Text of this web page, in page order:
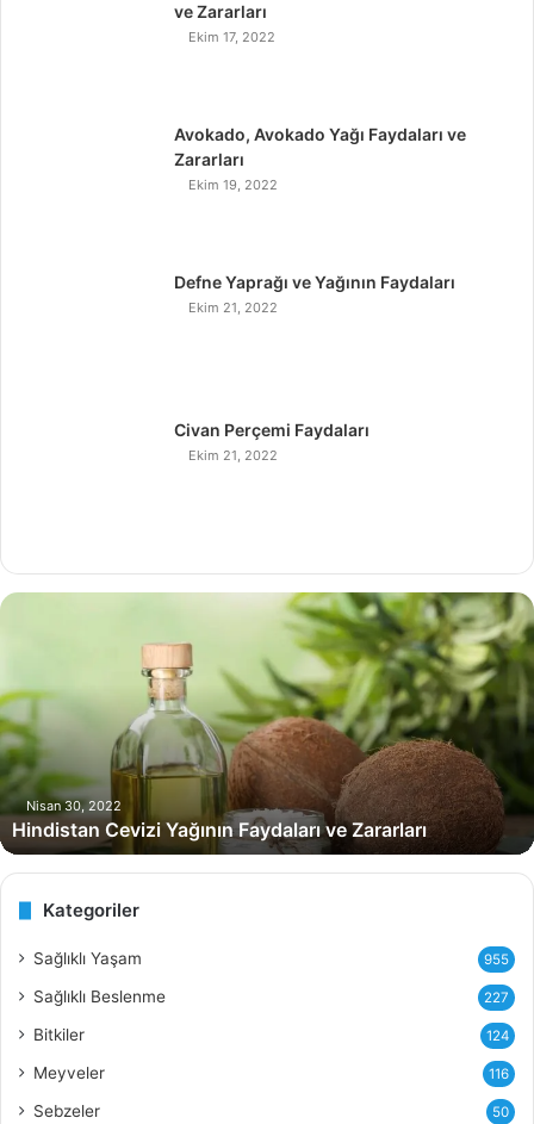
ve Zararları
Ekim 17, 2022
Avokado, Avokado Yağı Faydaları ve
Zararları
Ekim 19, 2022
Defne Yaprağı ve Yağının Faydaları
Ekim 21, 2022
Civan Perçemi Faydaları
Ekim 21, 2022
H
i
s
t
a
e
Nisan 30, 2022
Hindistan Cevizi Yağının Faydaları ve Zararları
Kategoriler
Sağlıklı Yaşam 955
Sağlıklı Beslenme 227
Bitkiler 124
Meyveler 116
Sebzeler 50